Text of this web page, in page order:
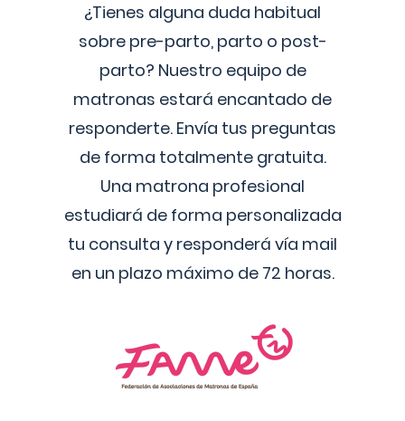
¿Tienes alguna duda habitual
sobre pre-parto, parto o post-
parto? Nuestro equipo de
matronas estará encantado de
responderte. Envía tus preguntas
de forma totalmente gratuita.
Una matrona profesional
estudiará de forma personalizada
tu consulta y responderá vía mail
en un plazo máximo de 72 horas.